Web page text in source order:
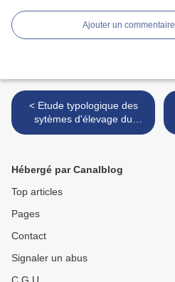
Ajouter un commentaire
< Etude typologique des
sytèmes d'élevage du
massif du Moyen Atlas -
Hébergé par Canalblog
Top articles
Pages
Contact
Signaler un abus